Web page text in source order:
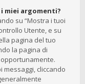
miei argomenti?
su “Mostra i tuoi
Utente, e su
pagina del tuo
la pagina di
cliccando